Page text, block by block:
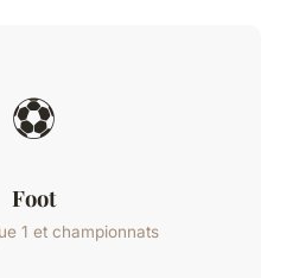
⚽
Foot
1 et championnats